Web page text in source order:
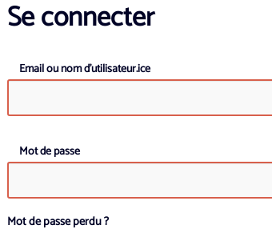
Se connecter
Email ou nom d'utilisateur.ice
Mot de passe
Mot de passe perdu ?